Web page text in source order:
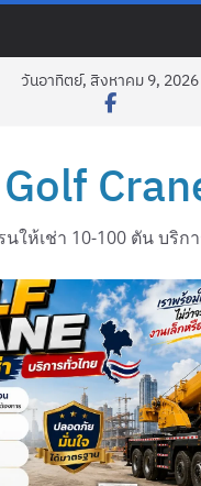
วันอาทิตย์, สิงหาคม 9, 2026
Golf
นให้เช่า 10-100 ตัน บริก